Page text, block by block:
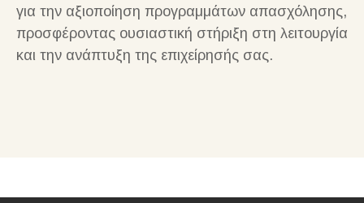
για την αξιοποίηση προγραμμάτων απασχόλησης,
προσφέροντας ουσιαστική στήριξη στη λειτουργία
και την ανάπτυξη της επιχείρησής σας.